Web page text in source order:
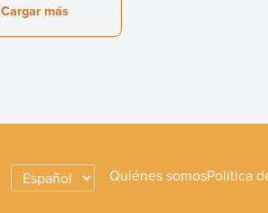
Cargar más
Quiénes somosPolítica